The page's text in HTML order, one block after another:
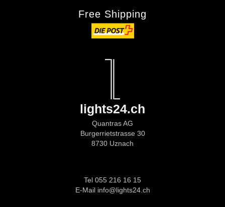
Free Shipping
lights24.ch
Quantras AG
Burgerrietstrasse 30
8730 Uznach
Tel 055 216 16 15
E-Mail info@lights24.ch